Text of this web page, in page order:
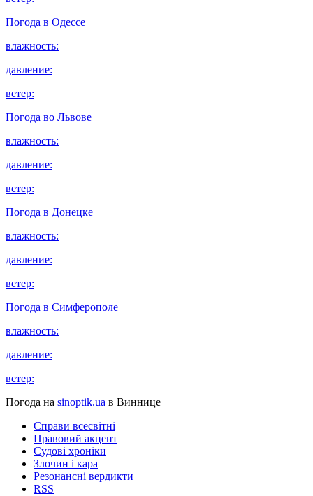
Погода в Одессе
влажность:
давление:
ветер:
Погода во Львове
влажность:
давление:
ветер:
Погода в Донецке
влажность:
давление:
ветер:
Погода в Симферополе
влажность:
давление:
ветер:
Погода на sinoptik.ua в Виннице
Справи всесвітні
Правовий акцент
Судові хроніки
Злочин і кара
Резонансні вердикти
RSS